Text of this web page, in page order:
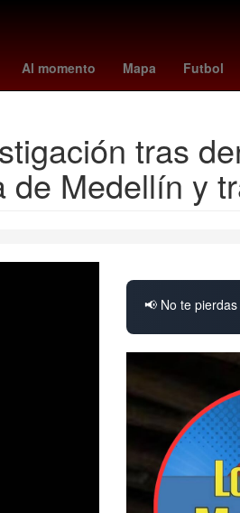
Al momento Mapa Futbol
de sussex Incendio real madrid vs
tras
Medellín y
📢 No te